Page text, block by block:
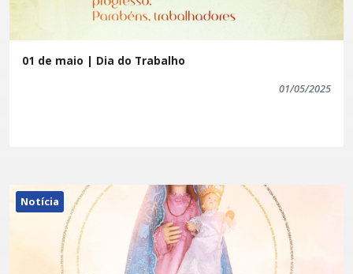
01 de maio | Dia do Trabalho
01/05/2025
Notícia